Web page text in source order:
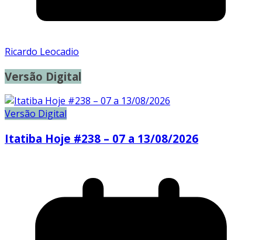
Ricardo Leocadio
Versão Digital
Versão Digital
Itatiba Hoje #238 – 07 a 13/08/2026